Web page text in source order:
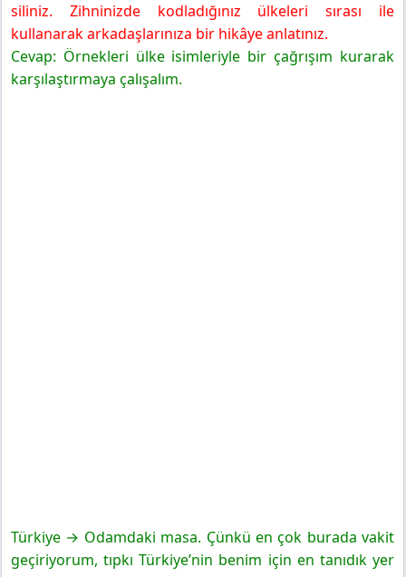
siliniz. Zihninizde kodladığınız ülkeleri sırası ile
kullanarak arkadaşlarınıza bir hikâye anlatınız.
Cevap: Örnekleri ülke isimleriyle bir çağrışım kurarak
karşılaştırmaya çalışalım.
Türkiye → Odamdaki masa. Çünkü en çok burada vakit
geçiriyorum, tıpkı Türkiye’nin benim için en tanıdık yer